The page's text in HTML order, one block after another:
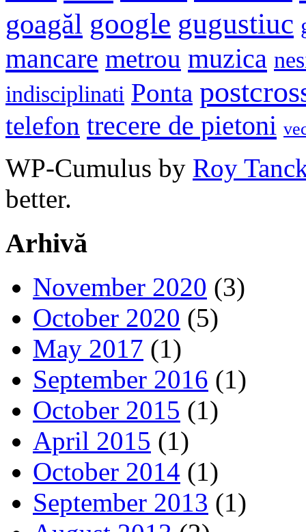
goagăl google gugustiuc
mancare metrou muzica
indisciplinati Ponta
telefon trecere de pietoni
WP-Cumulus by Roy
better.
Arhivă
November 2020 (3)
October 2020 (5)
May 2017 (1)
September 2016 (1)
October 2015 (1)
April 2015 (1)
October 2014 (1)
September 2013 (1)